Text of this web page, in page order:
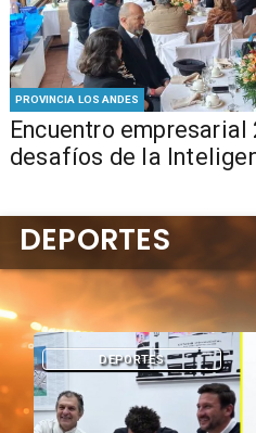
PROVINCIA LOS ANDES
Encuentro
desafíos de la
DEPORTES
DEPORTES